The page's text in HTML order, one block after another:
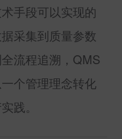
手段可以实现的
采集到质量参数
流程追溯， QMS
个管理理念转化
践。